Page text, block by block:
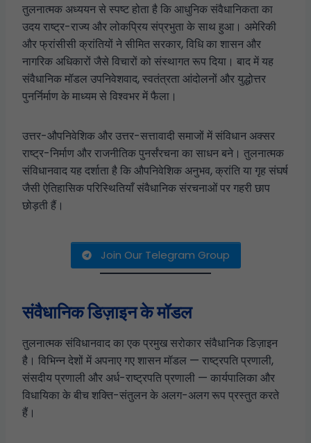
तुलनात्मक अध्ययन से स्पष्ट होता है कि आधुनिक संवैधानिकता का
उदय राष्ट्र-राज्य और लोकप्रिय संप्रभुता के साथ हुआ। अमेरिकी
और फ्रांसीसी क्रांतियों ने सीमित सरकार, विधि का शासन और
नागरिक अधिकारों जैसे विचारों को संस्थागत रूप दिया। बाद में यह
संवैधानिक मॉडल उपनिवेशवाद, स्वतंत्रता आंदोलनों और युद्धोत्तर
पुनर्निर्माण के माध्यम से विश्वभर में फैला।
उत्तर-औपनिवेशिक और उत्तर-सत्तावादी समाजों में संविधान अक्सर
राष्ट्र-निर्माण और राजनीतिक पुनर्संरचना का साधन बने। तुलनात्मक
संविधानवाद यह दर्शाता है कि औपनिवेशिक अनुभव, क्रांति या गृह संघर्ष
जैसी ऐतिहासिक परिस्थितियाँ संवैधानिक संरचनाओं पर गहरी छाप
छोड़ती हैं।
Join Our Telegram Group
संवैधानिक डिज़ाइन के मॉडल
तुलनात्मक संविधानवाद का एक प्रमुख सरोकार संवैधानिक डिज़ाइन
है। विभिन्न देशों में अपनाए गए शासन मॉडल — राष्ट्रपति प्रणाली,
संसदीय प्रणाली और अर्ध-राष्ट्रपति प्रणाली — कार्यपालिका और
विधायिका के बीच शक्ति-संतुलन के अलग-अलग रूप प्रस्तुत करते
हैं।